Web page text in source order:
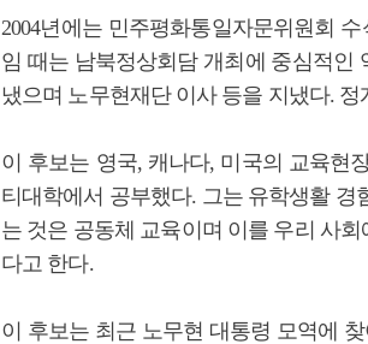
2004년에는 민주평화통일자문위원회
임 때는 남북정상회담 개최에 중심적인
냈으며 노무현재단 이사 등을 지냈다.
이 후보는 영국, 캐나다, 미국의 교육현
티대학에서 공부했다. 그는 유학생활
는 것은 공동체 교육이며 이를 우리 사
다고 한다.
이 후보는 최근 노무현 대통령 모역에